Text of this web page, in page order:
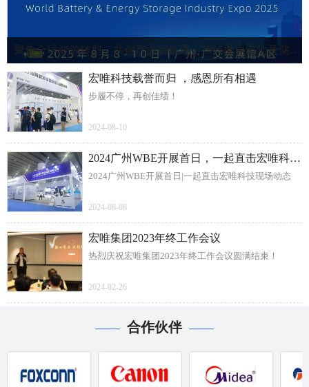
聚焦全球能源转型，共创产业新机遇｜2025世界电池及储能产业博览会！
宏唯科技载誉而归 ，感恩所有相遇
步履不停，再创佳绩！
2024-08-10
2024广州WBE开展首日，一起直击宏唯科技现场动态
2024广州WBE开展首日|一起直击宏唯科技现场动态
2024-08-08
宏唯集团2023年终工作会议
热烈庆祝宏唯集团2023年终工作会议圆满结束！
2024-02-26
—— 合作伙伴 ——